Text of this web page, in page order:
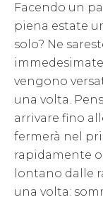
Facendo un
piena estate
solo? Ne
vengono
una volta.
arrivare fino
fermerà nel
rapidamente
lontano dalle
una volta: